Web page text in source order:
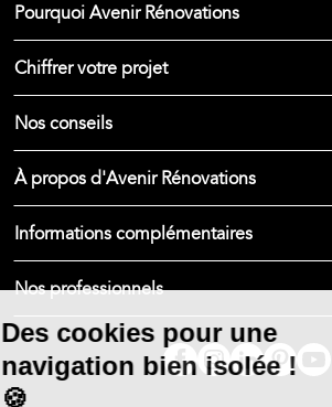
Pourquoi Avenir Rénovations
Chiffrer votre projet
Nos conseils
À propos d'Avenir Rénovations
Informations complémentaires
Nos professionnels